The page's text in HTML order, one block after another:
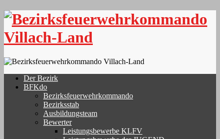
Skip
content
Der Bezirk
BFKdo
Bezirksfeuerwehrkommando
Bezirksstab
Ausbildungsteam
Bewerter
Leistungsbewerbe KLFV